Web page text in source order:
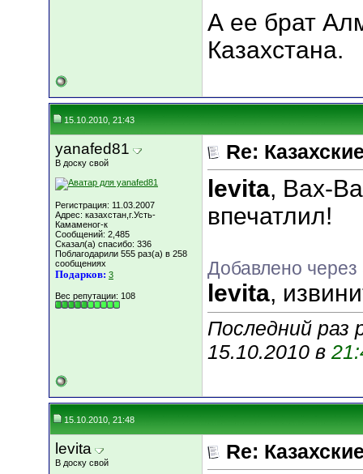
А ее брат
Казахстана.
15.10.2010, 21:43
yanafed81
В доску свой
Регистрация: 11.03.2007
Адрес: казахстан,г.Усть-
Камаменог-к
Сообщений: 2,485
Сказал(а) спасибо: 336
Поблагодарили 555 раз(а) в 258
сообщениях
Подарков: 3
Вес репутации: 108
Re:
levita, Вах-
впечатлил!
Добавлено
levita,
Последний раз
15.10.2010 в
15.10.2010, 21:48
levita
В доску свой Re: